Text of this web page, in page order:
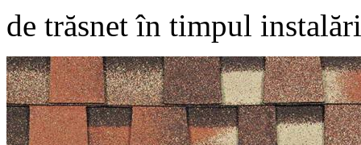
de trăsnet în timpul